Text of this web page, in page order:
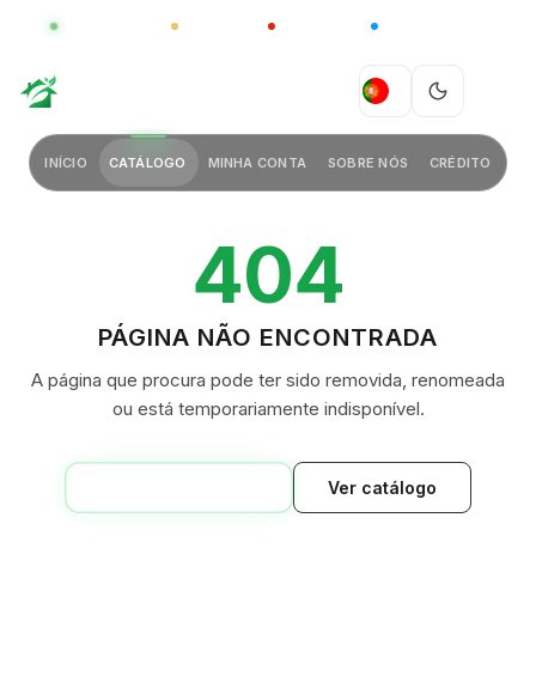
GLOBAL CHINA
PT
INÍCIO CATÁLOGO MINHA CONTA SOBRE NÓS CRÉDITO
404
PÁGINA NÃO ENCONTRADA
A página que procura pode ter sido removida, renomeada
ou está temporariamente indisponível.
Ver catálogo